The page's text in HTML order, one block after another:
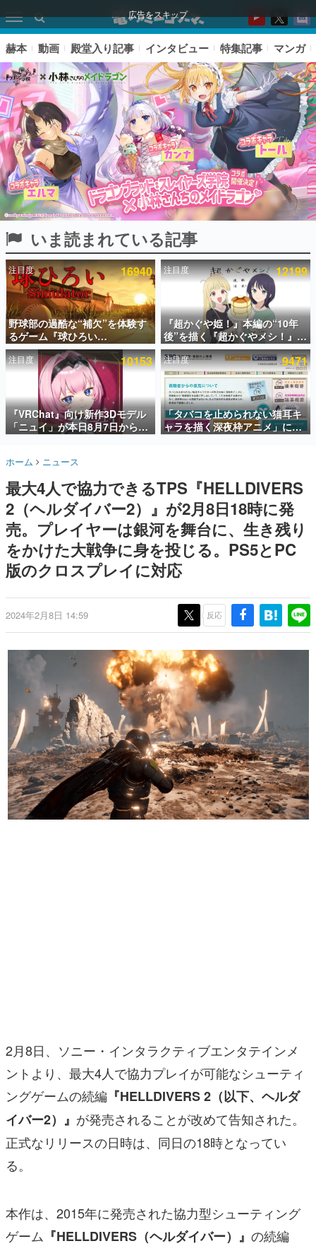
広告をスキップ
ピックアップ
電ファミのいま読まれている記事ランキング
アプリセール情報
インタビュー
連載・特集一覧
殿堂入り記事
SNS拡散数が数千以上！ ページビュー数万以上！ などな
ど。多くの人々に読まれた、電ファミ渾身の“殿堂入り”記
事をまとめました。
名作ゲームクリエイターの方々に製作時のエピソードをお
きます。
赫本
この物語を解いてはいけない。『赫本』は、〈試験問題〉
の形をした短編ホラー小説集です。
新世代に訊く
これからのデジタルゲーム市場を担う若きクリエイター達
ゲーム世代の作家たち
ゲームに多大な影響を受けた作家さんに取材し、ゲームが
画です。
日本モバイルゲーム産業史
日本のモバイルゲーム史における主要なトピック・タイト
ルを網羅するほか、開発者へのインタビューや識者による
解説を掲載。約20年の歴史が一望できる決定版！
若ゲのいたり〜ゲームクリエイターの青春〜
『うつヌケ』『ペンと箸』等で知られるマンガ家・田中圭
一先生によるゲーム業界レポートマンガです。
なんでゲームは面白い？
ゲーム開発者・hamatsu氏がゲームの魅力を画面や操作の
具体的な形から解き明かしていく、硬派で骨太な評論連載
その他
電ファミニコゲーマーとは？
運営：株式会社マレ
赫本 動画 殿堂入り記事 インタビュー 特集記事 マンガ
いま読まれている記事
注目度 16940
野球部の過酷な“補欠”を体験す
るゲーム『球ひろい
Simulator』が「1件」のウィッ
シュリストをもとにチェコ語に
対応しSNSで話題に。『キング
ダム・カム』開発元やチェコの
プロ野球選手から称賛の声
注目度 12199
『超かぐや姫！』本編の“10年
後”を描く『超かぐやメシ！』
Web連載決定。新たなWebマン
ガレーベル「ビビビコミック」
にて特別話が掲載スタート、あ
のお話には…まだ続きがある！
注目度 10153
『VRChat』向け新作3Dモデル
「ニュイ」が本日8月7日から
BOOTHにて発売。瞳に光る星
わいい
注目度 9471
「タバコを止められない猫耳キ
ャラを描く深夜枠アニメ」に視
聴者の一部から批判意見。違法
ホーム ニュース
最大4人で協力できるTPS『HELLDIVERS
2（ヘルダイバー2）』が2月8日18時に発
売。プレイヤーは銀河を舞台に、生き残り
をかけた大戦争に身を投じる。PS5とPC
版のクロスプレイに対応
2024年2月8日 14:59 反応
2月8日、ソニー・インタラクティブエンタテインメ
ントより、最大4人で協力プレイが可能なシューティ
ングゲームの続編 『HELLDIVERS 2（以下、ヘルダ
イバー2）』 が発売されることが改めて告知された。
正式なリリースの日時は、同日の18時となってい
る。
本作は、2015年に発売された協力型シューティング
ゲーム 『HELLDIVERS（ヘルダイバー）』 の続編